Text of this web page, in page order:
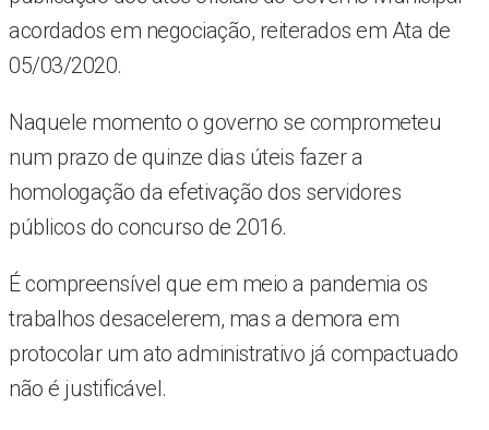
acordados em negociação, reiterados em Ata de
05/03/2020.
Naquele momento o governo se comprometeu
num prazo de quinze dias úteis fazer a
homologação da efetivação dos servidores
públicos do concurso de 2016.
É compreensível que em meio a pandemia os
trabalhos desacelerem, mas a demora em
protocolar um ato administrativo já compactuado
não é justificável.